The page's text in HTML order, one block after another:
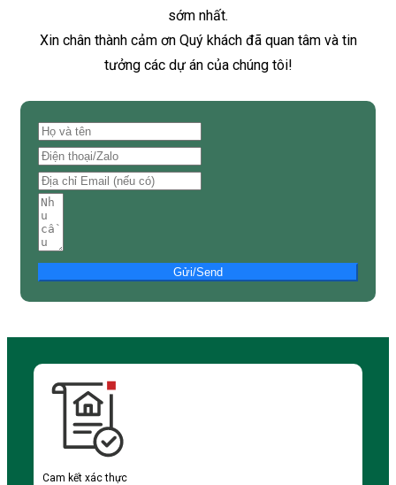
sớm nhất.
Xin chân thành cảm ơn Quý khách đã quan tâm và tin
tưởng các dự án của chúng tôi!
Gửi/Send
Cam kết xác thực